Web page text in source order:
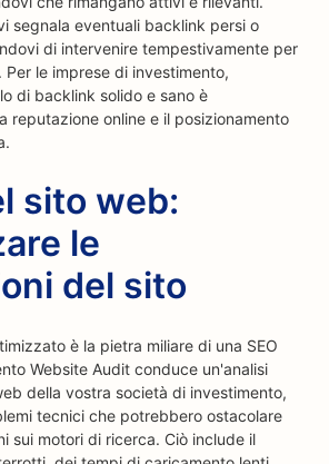
segnala eventuali backlink persi o
di intervenire tempestivamente per
Per le imprese di investimento,
di backlink solido e sano è
reputazione online e il posizionamento
sito web:
le
del sito
è la pietra miliare di una SEO
Website Audit conduce un'analisi
della vostra società di investimento,
tecnici che potrebbero ostacolare
sui motori di ricerca. Ciò include il